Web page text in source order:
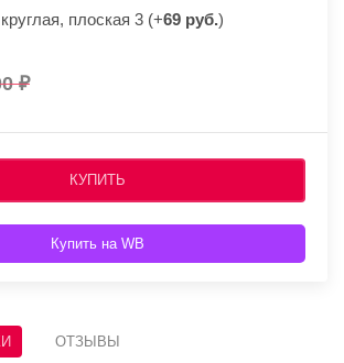
плоская 3 (+69 руб.)
КУПИТЬ
Купить на WB
ОТЗЫВЫ